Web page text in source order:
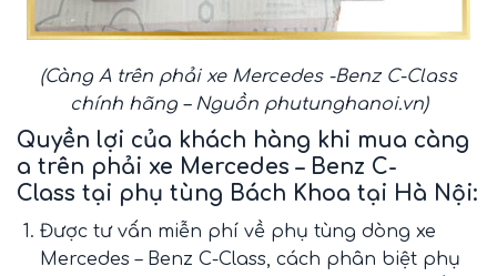
(Càng A trên phải xe Mercedes -Benz C-Class
chính hãng – Nguồn phutunghanoi.vn)
Quyền lợi của khách hàng khi mua càng
a trên phải xe Mercedes – Benz C-
Class tại phụ tùng Bách Khoa tại Hà Nội:
Được tư vấn miễn phí về phụ tùng dòng xe
Mercedes – Benz C-Class, cách phân biệt phụ